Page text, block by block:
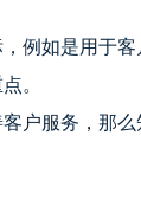
例如是用于
。
户服务，那